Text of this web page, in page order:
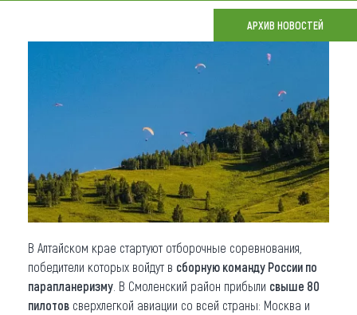
Что привезти (сувениры)
Другие рубрики
АРХИВ НОВОСТЕЙ
В Алтайском крае стартуют отборочные соревнования,
победители которых войдут в сборную команду России по
парапланеризму . В Смоленский район прибыли свыше 80
пилотов сверхлегкой авиации со всей страны: Москва и